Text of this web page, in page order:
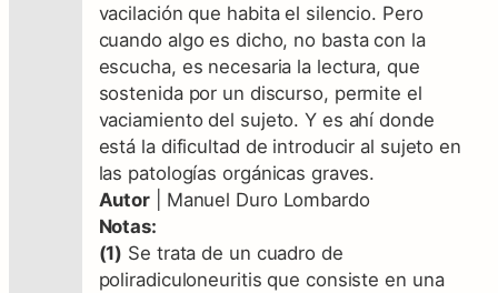
vacilación que habita el silencio. Pero
cuando algo es dicho, no basta con la
escucha, es necesaria la lectura, que
sostenida por un discurso, permite el
vaciamiento del sujeto. Y es ahí donde
está la dificultad de introducir al sujeto en
las patologías orgánicas graves.
Autor | Manuel Duro Lombardo
Notas:
(1) Se trata de un cuadro de
poliradiculoneuritis que consiste en una